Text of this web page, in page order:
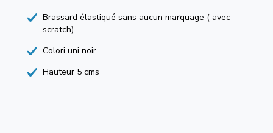
Brassard élastiqué sans aucun marquage ( avec
scratch)
Colori uni noir
Hauteur 5 cms